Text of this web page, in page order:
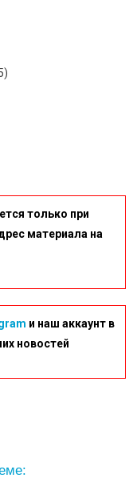
только при
материала на
и наш аккаунт в
новостей